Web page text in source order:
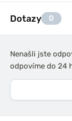
Dotazy 0
Nenašli jste
odpovíme do 24